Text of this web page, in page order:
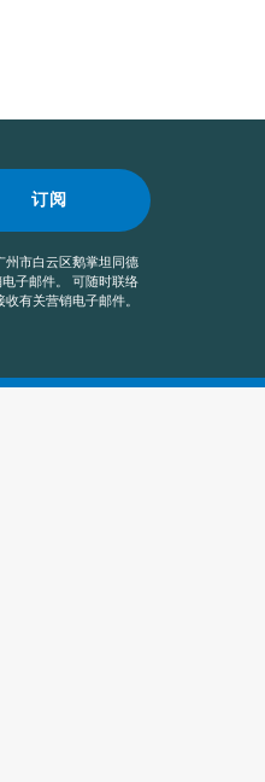
订阅
州市白云区鹅掌坦同德
子邮件。 可随时联络
有关营销电子邮件。